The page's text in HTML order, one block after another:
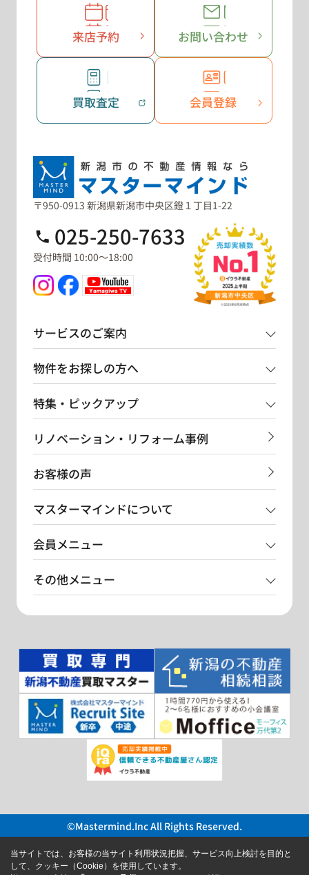
来店予約 お問い合わせ
買取査定 会員登録
〒950-0913 新潟県新潟市中央区鐙１丁目1-22
025-250-7633
受付時間 10:00～18:00
サービスのご案内
物件をお探しの方へ
特集・ピックアップ
リノベーション・リフォーム事例
お客様の声
マスターマインドについて
会員メニュー
その他メニュー
©Mastermind.Inc All Rights Reserved.
当サイトでは、お客様の当サイト利用状況把握、サービス向上検討を目的と
して、クッキー（Cookie）を使用しています。